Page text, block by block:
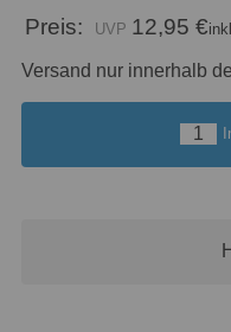
Preis: 12,95 €
Versand nur innerhalb